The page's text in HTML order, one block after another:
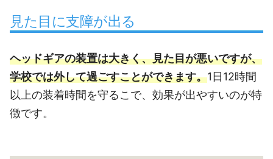
見た目に支障が出る
ヘッドギアの装置は大きく、見た目が悪いですが、
学校では外して過ごすことができます。1日12時間
以上の装着時間を守るこで、効果が出やすいのが特
徴です。